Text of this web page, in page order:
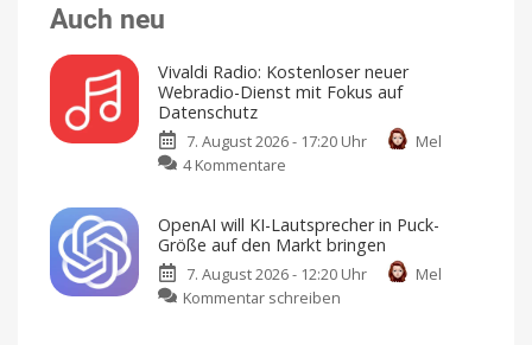
Auch neu
Vivaldi Radio: Kostenloser neuer
Webradio-Dienst mit Fokus auf
Datenschutz
7. August 2026 - 17:20 Uhr
Mel
4 Kommentare
Kostenloser
neuer
Webradio-
Dienst
OpenAI will KI-Lautsprecher in Puck-
Größe auf den Markt bringen
7. August 2026 - 12:20 Uhr
Mel
Kommentar schreiben